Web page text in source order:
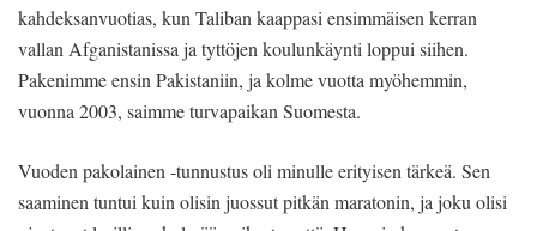
kahdeksanvuotias, kun Taliban kaappasi ensimmäisen kerran
vallan Afganistanissa ja tyttöjen koulunkäynti loppui siihen.
Pakenimme ensin Pakistaniin, ja kolme vuotta myöhemmin,
vuonna 2003, saimme turvapaikan Suomesta.
Vuoden pakolainen -tunnustus oli minulle erityisen tärkeä. Sen
saaminen tuntui kuin olisin juossut pitkän maratonin, ja joku olisi